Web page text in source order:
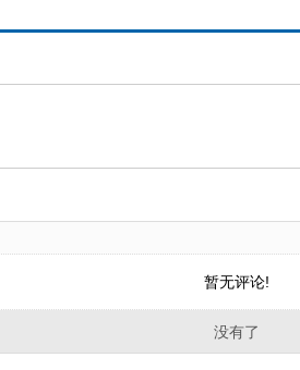
暂无评论!
没有了